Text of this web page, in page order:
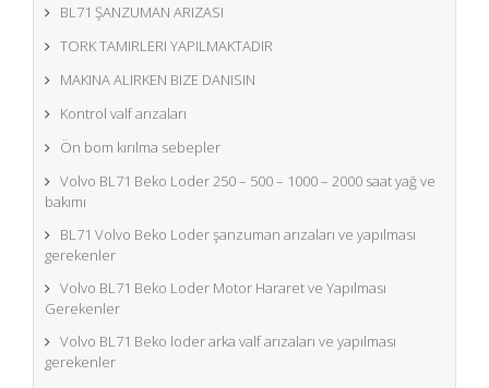
BL71 ŞANZUMAN ARIZASI
TORK TAMIRLERI YAPILMAKTADIR
MAKINA ALIRKEN BIZE DANISIN
Kontrol valf arızaları
Ön bom kırılma sebepler
Volvo BL71 Beko Loder 250 – 500 – 1000 – 2000 saat yağ ve
bakımı
BL71 Volvo Beko Loder şanzuman arızaları ve yapılması
gerekenler
Volvo BL71 Beko Loder Motor Hararet ve Yapılması
Gerekenler
Volvo BL71 Beko loder arka valf arızaları ve yapılması
gerekenler